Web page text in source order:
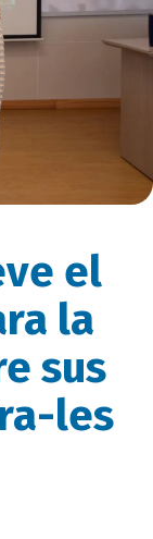
el
la
sus
les